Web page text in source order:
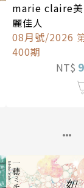
marie claire美
麗佳人
08月號/2026
400期
NT$